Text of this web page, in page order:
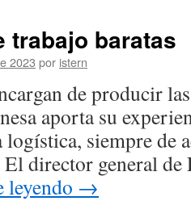
trabajo baratas
2023 por istern
de producir
aporta su
siempre de
director general
leyendo →